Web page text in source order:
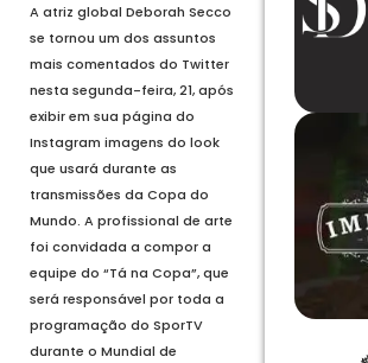
A atriz global Deborah Secco
se tornou um dos assuntos
mais comentados do Twitter
nesta segunda-feira, 21, após
exibir em sua página do
Instagram imagens do look
que usará durante as
transmissões da Copa do
Mundo. A profissional de arte
foi convidada a compor a
equipe do “Tá na Copa”, que
será responsável por toda a
programação do SporTV
durante o Mundial de